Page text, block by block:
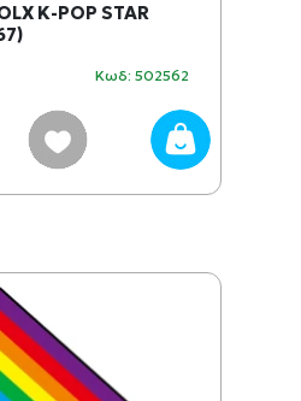
K-POP STAR
Κωδ: 502562